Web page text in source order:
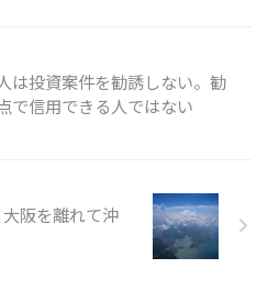
は投資案件を勧誘しない。勧
で信用できる人ではない
阪を離れて沖